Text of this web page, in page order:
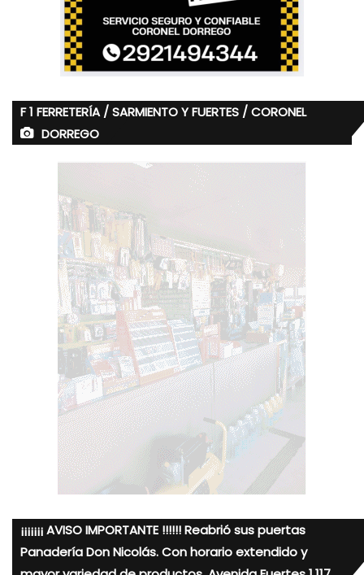
F 1 FERRETERÍA / SARMIENTO Y FUERTES / CORONEL
DORREGO
¡¡¡¡¡¡¡ AVISO IMPORTANTE !!!!!! Reabrió sus puertas
Panadería Don Nicolás. Con horario extendido y